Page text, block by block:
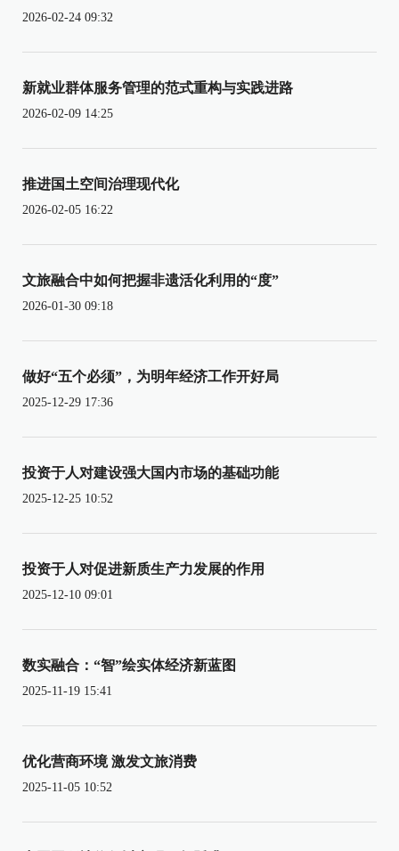
2026-02-24 09:32
新就业群体服务管理的范式重构与实践进路
2026-02-09 14:25
推进国土空间治理现代化
2026-02-05 16:22
文旅融合中如何把握非遗活化利用的“度”
2026-01-30 09:18
做好“五个必须”，为明年经济工作开好局
2025-12-29 17:36
投资于人对建设强大国内市场的基础功能
2025-12-25 10:52
投资于人对促进新质生产力发展的作用
2025-12-10 09:01
数实融合：“智”绘实体经济新蓝图
2025-11-19 15:41
优化营商环境 激发文旅消费
2025-11-05 10:52